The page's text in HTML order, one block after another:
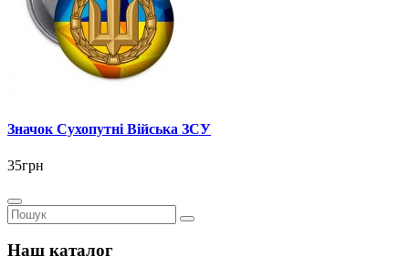
Значок Сухопутні Війська ЗСУ
35грн
Наш каталог